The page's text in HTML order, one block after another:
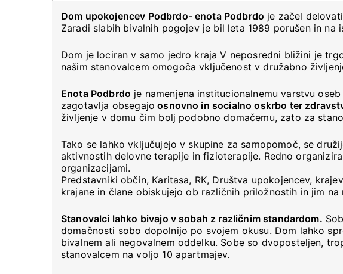
Dom upokojencev Podbrdo- enota Podbrdo je začel
Zaradi slabih bivalnih pogojev je bil leta 1989 porušen in na
Dom je lociran v samo jedro kraja V neposredni bližini je
našim stanovalcem omogoča vključenost v družabno
Enota Podbrdo je namenjena institucionalnemu varstvu
zagotavlja obsegajo osnovno in socialno oskrbo ter
življenje v domu čim bolj podobno domačemu, zato za
Tako se lahko vključujejo v skupine za samopomoč, se
aktivnostih delovne terapije in fizioterapije. Redno
organizacijami.
Predstavniki občin, Karitasa, RK, Društva upokojencev,
krajane in člane obiskujejo ob različnih priložnostih in jim
Stanovalci lahko bivajo v sobah z različnim standardom.
domačnosti sobo dopolnijo po svojem okusu. Dom lahko
bivalnem ali negovalnem oddelku. Sobe so dvoposteljen,
stanovalcem na voljo 10 apartmajev.